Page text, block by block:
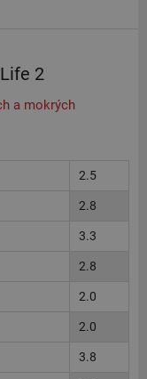
2
a mokrých
2.5
2.8
3.3
2.8
2.0
2.0
3.8